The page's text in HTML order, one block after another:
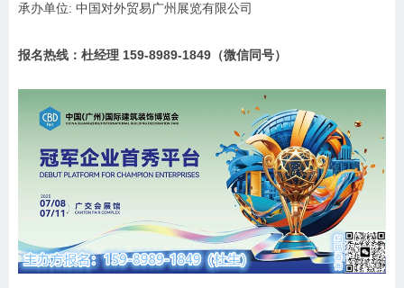
承办单位: 中国对外贸易广州展览有限公司
报名热线：杜经理 159-8989-1849（微信同号）